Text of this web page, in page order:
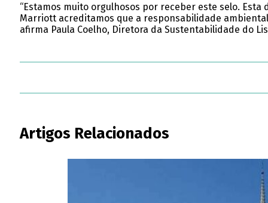
“Estamos muito orgulhosos por receber este selo.
Marriott acreditamos que a responsabilidade
afirma Paula Coelho, Diretora da Sustentabilidade do
Artigos Relacionados